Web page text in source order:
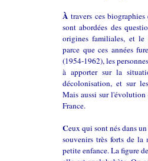
À travers ces
sont abordées des
origines familiales, et
parce que ces années
(1954-1962), les
à apporter sur la
décolonisation, et sur
Mais aussi sur
France.
Ceux qui sont nés dans
souvenirs très forts de la
petite enfance. La figure